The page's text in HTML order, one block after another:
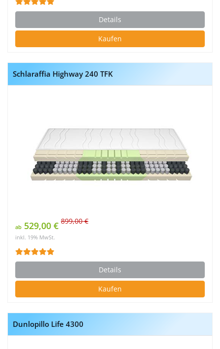
Details
Kaufen
Schlaraffia Highway 240 TFK
ab 529,00 € 899,00 €
inkl. 19% MwSt.
Details
Kaufen
Dunlopillo Life 4300